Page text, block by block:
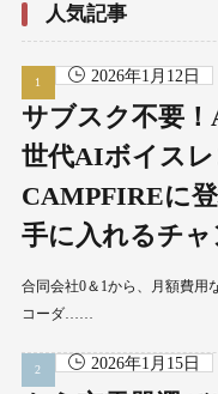
人気記事
2026年1月12日
サブスク不要
世代AIボイス
CAMPFIREに
手に入れるチャ
合同会社0＆1から、月額費用
コーダ……
2026年1月15日